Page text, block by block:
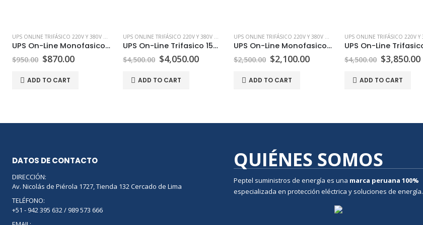
UPS ONLINE TRIFÁSICO 220V Y 380V EN PERÚ | PEPTEL
UPS On-Line Monofasico 3000W
$950.00 $870.00
ADD TO CART
UPS ONLINE TRIFÁSICO 220V Y 380V EN PERÚ | PEPTEL
UPS On-Line Trifasico 15KW 380V
$4,500.00 $4,050.00
ADD TO CART
UPS ONLINE TRIFÁSICO 220V Y 380V EN PERÚ | PEPTEL
UPS On-Line Monofasico 10000W
$2,500.00 $2,100.00
ADD TO CART
$4,500.00 $3,850.00
ADD TO CART
DATOS DE CONTACTO
DIRECCIÓN:
Av. Nicolás de Piérola 1727, Tienda 132 Cercado de Lima
TELÉFONO:
+51 - 942 395 632 / 989 573 666
QUIÉNES SOMOS
Peptel suministros de energía es una marca peruana 100%
especializada en protección eléctrica y soluciones de energía.